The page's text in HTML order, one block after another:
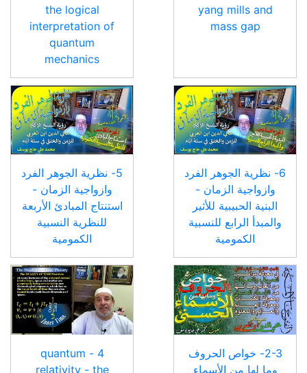
yang mills and
mass gap
the logical
interpretation of
quantum
mechanics
6- نظرية الجوهر الفرد
وازواجية الزمان -
البنية الحبيبية للأثير
والمبدأ الرابع للنسبية
الكمومية
5- نظرية الجوهر الفرد
وازواجية الزمان -
استنتاج المبادئ الأربعة
للنظرية النسبية
الكمومية
2-3- خواص الحروف
وما لها من الأسماء
4 - quantum
relativity - the